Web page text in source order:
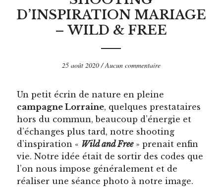
D’INSPIRATION MARIAGE
– WILD & FREE
25 août 2020/Aucun commentaire
Un petit écrin de nature en pleine
campagne Lorraine, quelques prestataires
hors du commun, beaucoup d’énergie et
d’échanges plus tard, notre shooting
d’inspiration « Wild and Free» prenait enfin
vie. Notre idée était de sortir des codes que
l’on nous impose généralement et de
réaliser une séance photo à notre image.